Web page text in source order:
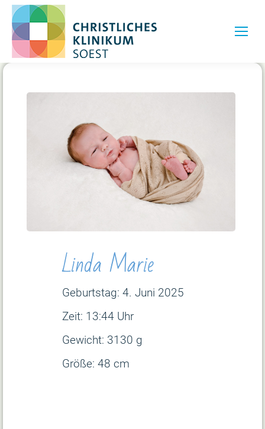
Linda Marie
Geburtstag: 4. Juni 2025
Zeit: 13:44 Uhr
Gewicht: 3130 g
Größe: 48 cm